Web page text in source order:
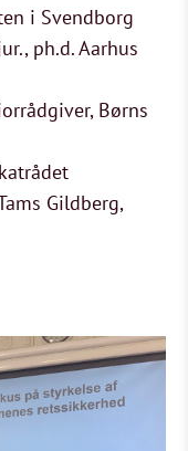
i Svendborg
ph.d. Aarhus
Børns
Gildberg,